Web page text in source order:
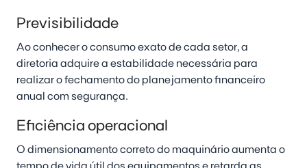
Previsibilidade
Ao conhecer o consumo exato de cada setor, a
diretoria adquire a estabilidade necessária para
realizar o fechamento do planejamento financeiro
anual com segurança.
Eficiência operacional
O dimensionamento correto do maquinário aumenta o
tempo de vida útil dos equipamentos e retarda as